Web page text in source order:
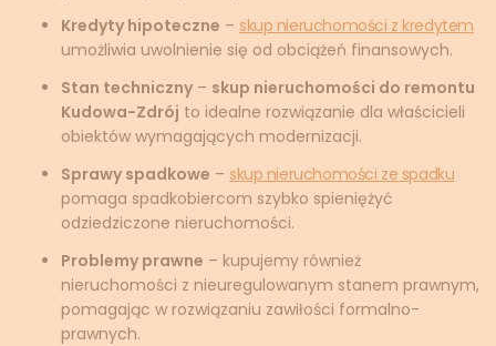
Kredyty hipoteczne – skup nieruchomości z kredytem
umożliwia uwolnienie się od obciążeń finansowych.
Stan techniczny – skup nieruchomości do remontu
Kudowa-Zdrój to idealne rozwiązanie dla właścicieli
obiektów wymagających modernizacji.
Sprawy spadkowe – skup nieruchomości ze spadku
pomaga spadkobiercom szybko spieniężyć
odziedziczone nieruchomości.
Problemy prawne – kupujemy również
nieruchomości z nieuregulowanym stanem prawnym,
pomagając w rozwiązaniu zawiłości formalno-
prawnych.